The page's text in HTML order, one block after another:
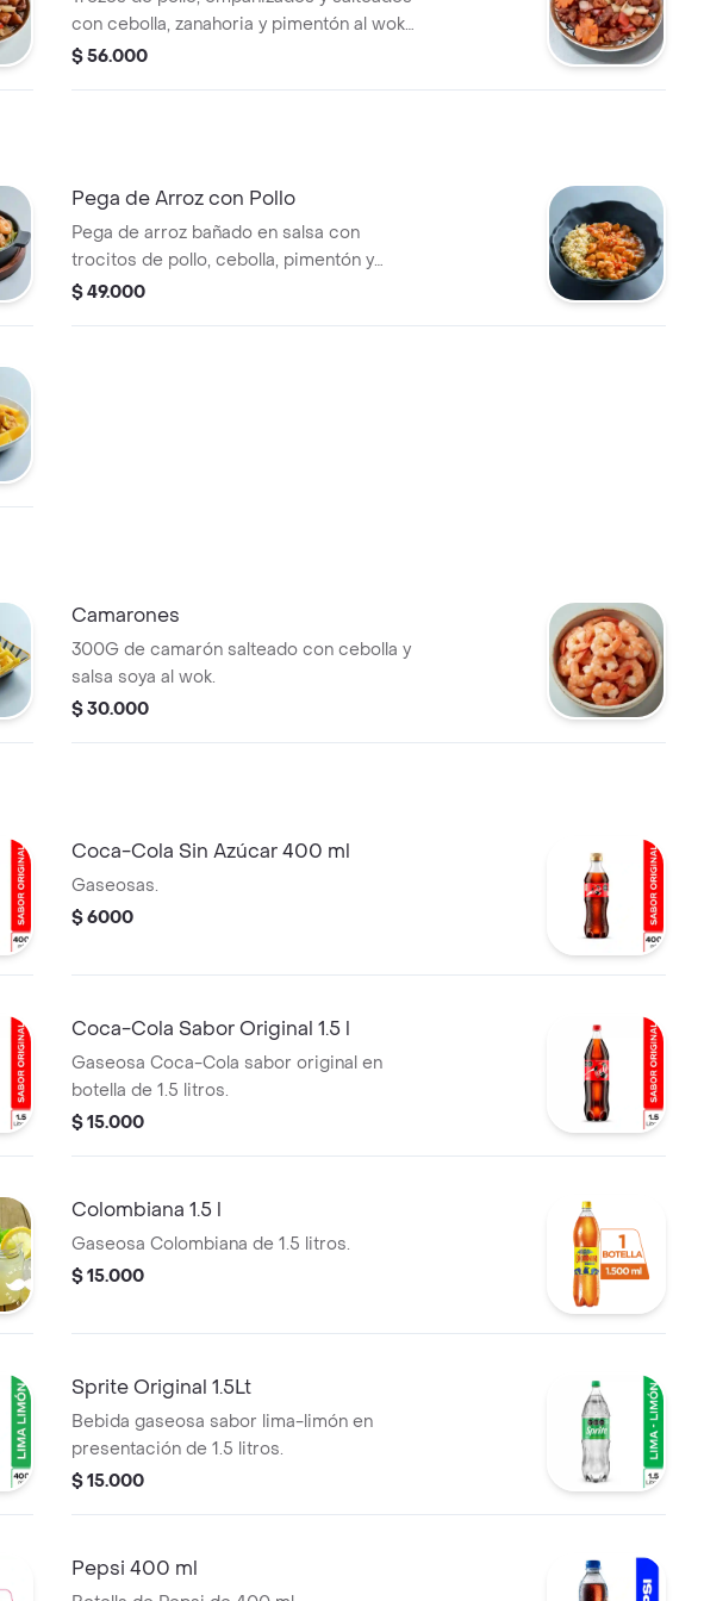
con cebolla, zanahoria y pimentón al wok,
acompañado de una porción de chow fan
$ 56.000
Pega de Arroz con Pollo
Pega de arroz bañado en salsa con
trocitos de pollo, cebolla, pimentón y
tomate.
$ 49.000
Camarones
300G de camarón salteado con cebolla y
salsa soya al wok.
$ 30.000
Coca-Cola Sin Azúcar 400 ml
Gaseosas.
$ 6000
Coca-Cola Sabor Original 1.5 l
Gaseosa Coca-Cola sabor original en
botella de 1.5 litros.
$ 15.000
Colombiana 1.5 l
Gaseosa Colombiana de 1.5 litros.
$ 15.000
Sprite Original 1.5Lt
Bebida gaseosa sabor lima-limón en
presentación de 1.5 litros.
$ 15.000
Pepsi 400 ml